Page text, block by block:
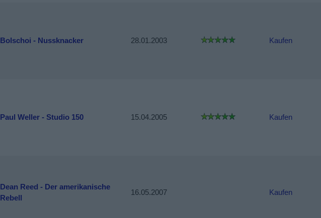
Bolschoi - Nussknacker 28.01.2003 Kaufen
Paul Weller - Studio 150 15.04.2005 Kaufen
Dean Reed - Der amerikanische
Rebell
16.05.2007 Kaufen